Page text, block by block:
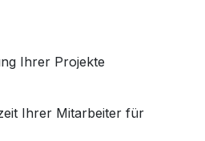
Ihrer Projekte
Ihrer Mitarbeiter für